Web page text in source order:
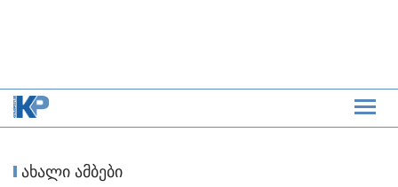
ახალი ამბები